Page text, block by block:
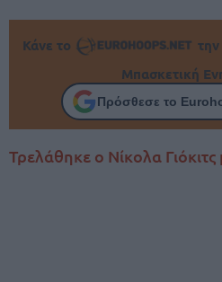
Κάνε το
Μπασκετική
Πρόσθεσε το
Τρελάθηκε ο Νίκολα